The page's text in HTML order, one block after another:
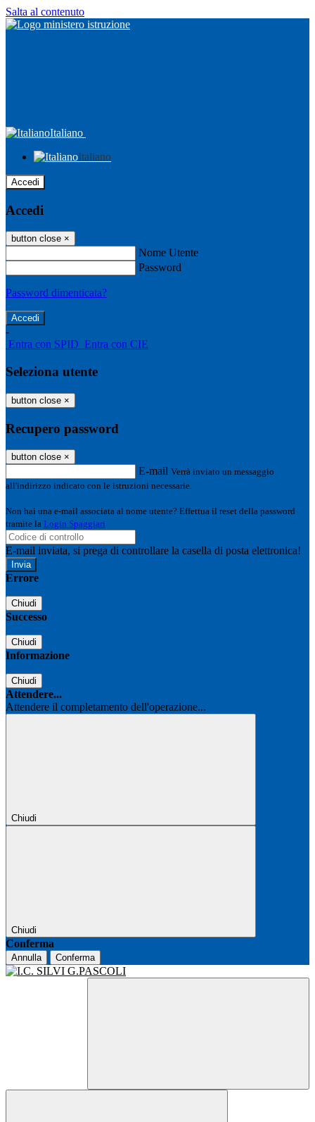
Salta al contenuto
Italiano
Italiano
Accedi
Accedi
button close ×
Nome Utente
Password
Password dimenticata?
-
Entra con SPID Entra con CIE
Seleziona utente
button close ×
Recupero password
button close ×
E-mail Verrà inviato un messaggio
all'indirizzo indicato con le istruzioni necessarie.
Non hai una e-mail associata al nome utente? Effettua il reset della password
tramite la Login Spaggiari
E-mail inviata, si prega di controllare la casella di posta elettronica!
Errore
Chiudi
Successo
Chiudi
Informazione
Chiudi
Attendere...
Attendere il completamento dell'operazione...
Chiudi
Chiudi
Conferma
Annulla Conferma